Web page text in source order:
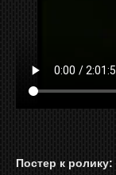
Постер к ролику: